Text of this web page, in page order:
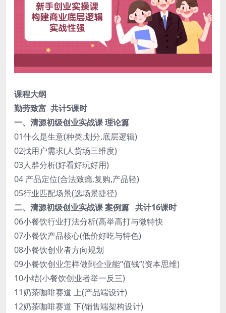
课程大纲
勤劳致富 共计5课时
一、清源初级创业实战课 理论篇
01什么是生意(种类,划分,底层逻辑)
02找用户需求(人货场三维度)
03人群分析(好看好玩好用)
04 产品定位(合法致瘾,复购,产品轻)
05行业匹配场景(选场景捷径)
二、清源初级创业实战课 案例篇 共计16课时
06小餐饮行业打法分析(高举高打与微特快
07小餐饮产品核心(低价好吃与特色)
08小餐饮创业者方向规划
09小餐饮创业怎样做到企业能“值钱”(资本思维)
10小结(小餐饮创业者举一反三)
11奶茶咖啡赛道 上(产品端设计)
12奶茶咖啡赛道 下(销售端架构设计)